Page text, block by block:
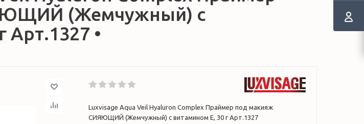
(Жемчужный) с
Арт.1327 •
Luxvisage Aqua Veil Hyaluron Complex Праймер под макияж
СИЯЮЩИЙ (Жемчужный) с витамином Е, 30 г Арт.1327